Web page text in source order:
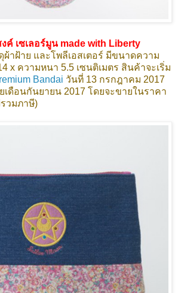
ค์ เซเลอร์มูน made with Liberty
ผ้าฝ้าย และโพลีเอสเตอร์ มีขนาดความ
x ความหนา 5.5 เซนติเมตร สินค้าจะเริ่ม
Bandai วันที่ 13 กรกฎาคม 2017
เดือนกันยายน 2017 โดยจะขายในราคา
วมภาษี)